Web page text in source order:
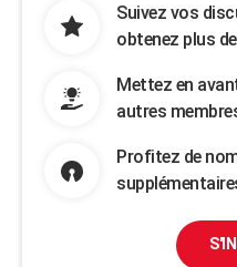
Suivez vos
obtenez plus
Mettez en
autres
Profitez de